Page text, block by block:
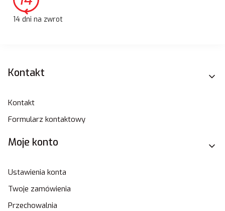
14 dni na zwrot
Linki w stopce
Kontakt
Kontakt
Formularz kontaktowy
Moje konto
Ustawienia konta
Twoje zamówienia
Przechowalnia